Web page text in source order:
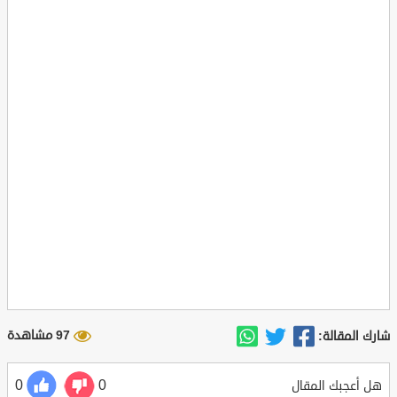
شارك المقالة: 97 مشاهدة
هل أعجبك المقال 0
0